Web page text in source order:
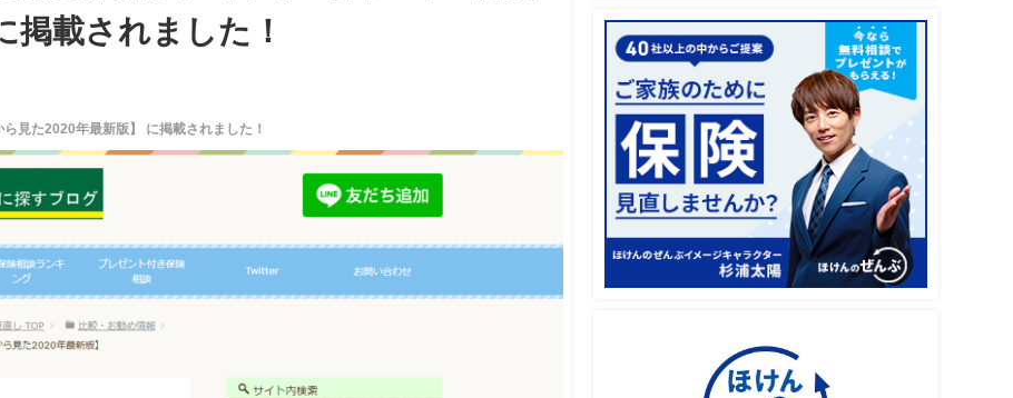
掲載されました！
見た2020年最新版】 に掲載されました！